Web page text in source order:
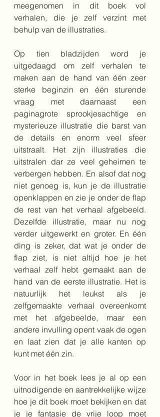
meegenomen in dit boek vol
verhalen, die je zelf verzint met
behulp van de illustraties.
Op tien bladzijden word je
uitgedaagd om zelf verhalen te
maken aan de hand van één zeer
sterke beginzin en één sturende
vraag met daarnaast een
paginagrote sprookjesachtige en
mysterieuze illustratie die barst van
de details en enorm veel sfeer
uitstraalt. Het zijn illustraties die
uitstralen dar ze veel geheimen te
verbergen hebben. En alsof dat nog
niet genoeg is, kun je de illustratie
openklappen en zie je onder de flap
de rest van het verhaal afgebeeld.
Dezelfde illustratie, maar nu nog
verder uitgewerkt en groter. En één
ding is zeker, dat wat je onder de
flap ziet, is niet altijd hoe je het
verhaal zelf hebt gemaakt aan de
hand van de eerste illustratie. Het is
natuurlijk het leukst als je
zelfgemaakte verhaal overeenkomt
met het afgebeelde, maar een
andere invulling opent vaak de ogen
en laat zien dat je alle kanten op
kunt met één zin.
Voor in het boek lees je al op een
uitnodigende en aantrekkelijke wijze
hoe je dit boek moet bekijken en dat
je je fantasie de vrije loop moet